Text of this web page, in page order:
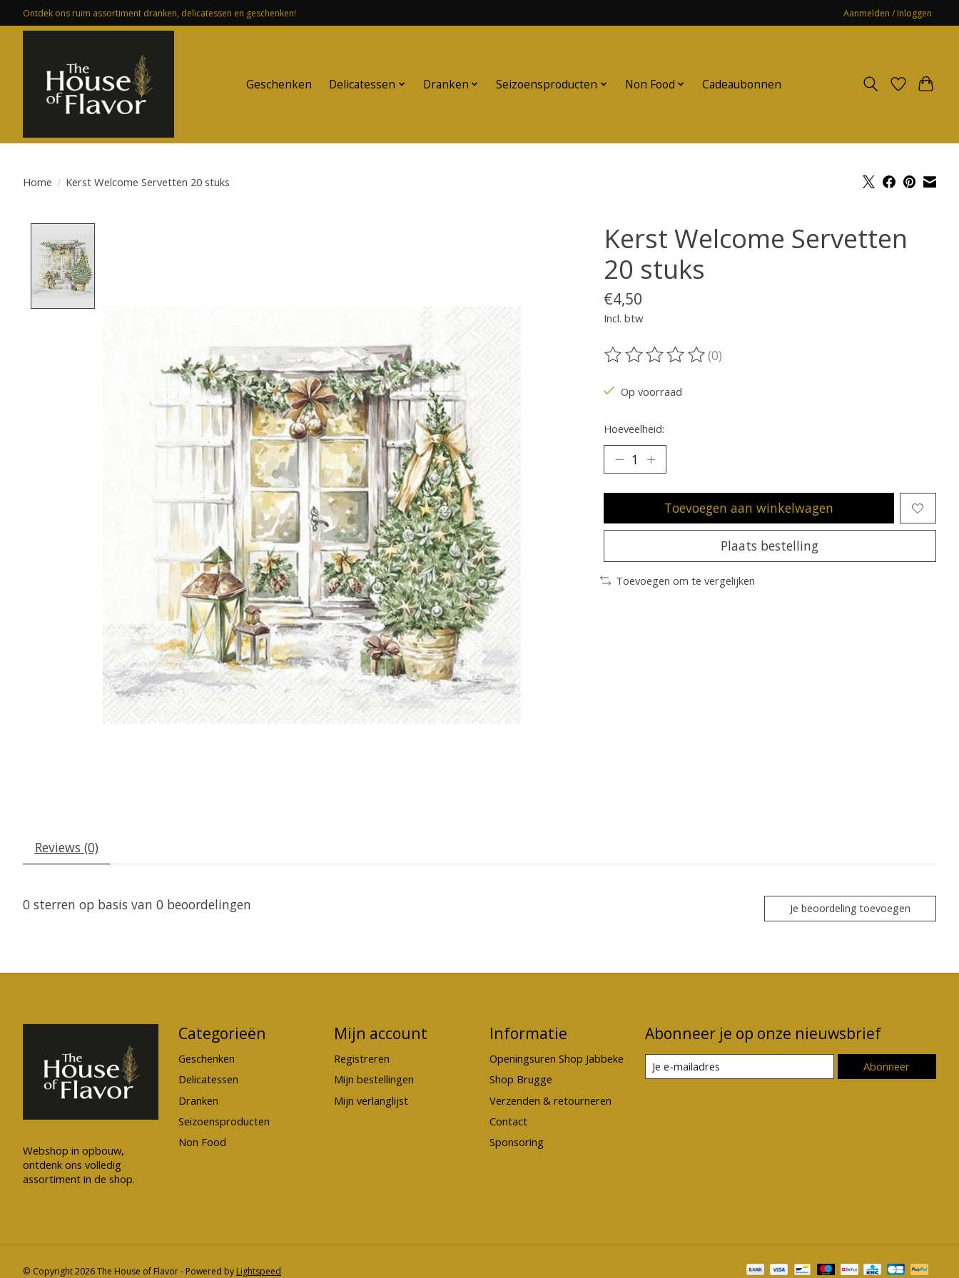
Ontdek ons ruim assortiment dranken, delicatessen en geschenken! Aanmelden / Inloggen
Geschenken Delicatessen Dranken Seizoensproducten Non Food Cadeaubonnen
Home / Kerst Welcome Servetten 20 stuks
Kerst Welcome Servetten
20 stuks
€4,50
Incl. btw
De beoordeling van dit product is
(0)
Op voorraad
Hoeveelheid:
Toevoegen aan winkelwagen
Plaats bestelling
Toevoegen om te vergelijken
Reviews (0)
0 sterren op basis van 0 beoordelingen Je beoordeling toevoegen
Webshop in opbouw,
ontdenk ons volledig
assortiment in de shop.
Categorieën
Geschenken
Delicatessen
Dranken
Seizoensproducten
Non Food
Mijn account
Registreren
Mijn bestellingen
Mijn verlanglijst
Informatie
Openingsuren Shop Jabbeke
Shop Brugge
Verzenden & retourneren
Contact
Sponsoring
Abonneer je op onze nieuwsbrief
Abonneer
© Copyright 2026 The House of Flavor - Powered by Lightspeed